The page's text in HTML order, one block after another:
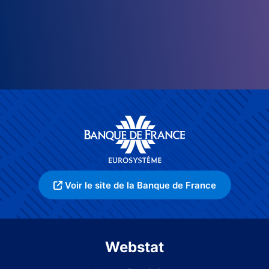
Voir le site de la Banque de France
Webstat